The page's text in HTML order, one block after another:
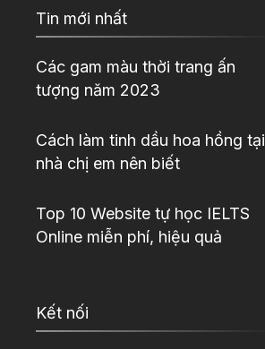
Tin mới nhất
Các gam màu thời trang ấn
tượng năm 2023
Cách làm tinh dầu hoa hồng tại
nhà chị em nên biết
Top 10 Website tự học IELTS
Online miễn phí, hiệu quả
Kết nối